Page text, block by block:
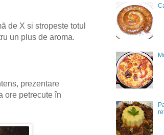
de X si stropeste totul
un plus de aroma.
prezentare
ore petrecute în